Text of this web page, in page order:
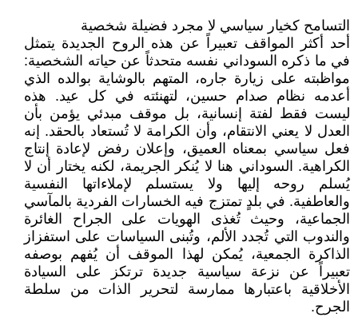
التسامح كخيار سياسي لا مجرد فضيلة شخصية
أحد أكثر المواقف تعبيراً عن هذه الروح الجديدة يتمثل
في ما ذكره السوداني نفسه متحدثاً عن حياته الشخصية:
مواظبته على زيارة جاره، المتهم بالوشاية بوالده الذي
أعدمه نظام صدام حسين، لتهنئته في كل عيد. هذه
ليست فقط لفتة إنسانية، بل موقف مبدئي يؤمن بأن
العدل لا يعني الانتقام، وأن الكرامة لا تُستعاد بالحقد. إنه
فعل سياسي بمعناه العميق، وإعلان رفض لإعادة إنتاج
الكراهية. السوداني هنا لا يُنكر الجريمة، لكنه يختار أن لا
يُسلم روحه إليها ولا يستسلم لإملاءاتها النفسية
والعاطفية. في بلدٍ تمتزج فيه الخسارات الفردية بالمآسي
الجماعية، وحيث تُغذى الهويات على الجراح الغائرة
والندوب التي تُجدد الألم، وتُبنى السياسات على استفزاز
الذاكرة الجمعية، يُمكن لهذا الموقف أن يُفهم بوصفه
تعبيراً عن نزعة سياسية جديدة ترتكز على السيادة
الأخلاقية باعتبارها ممارسة لتحرير الذات من سلطة
الجرح.